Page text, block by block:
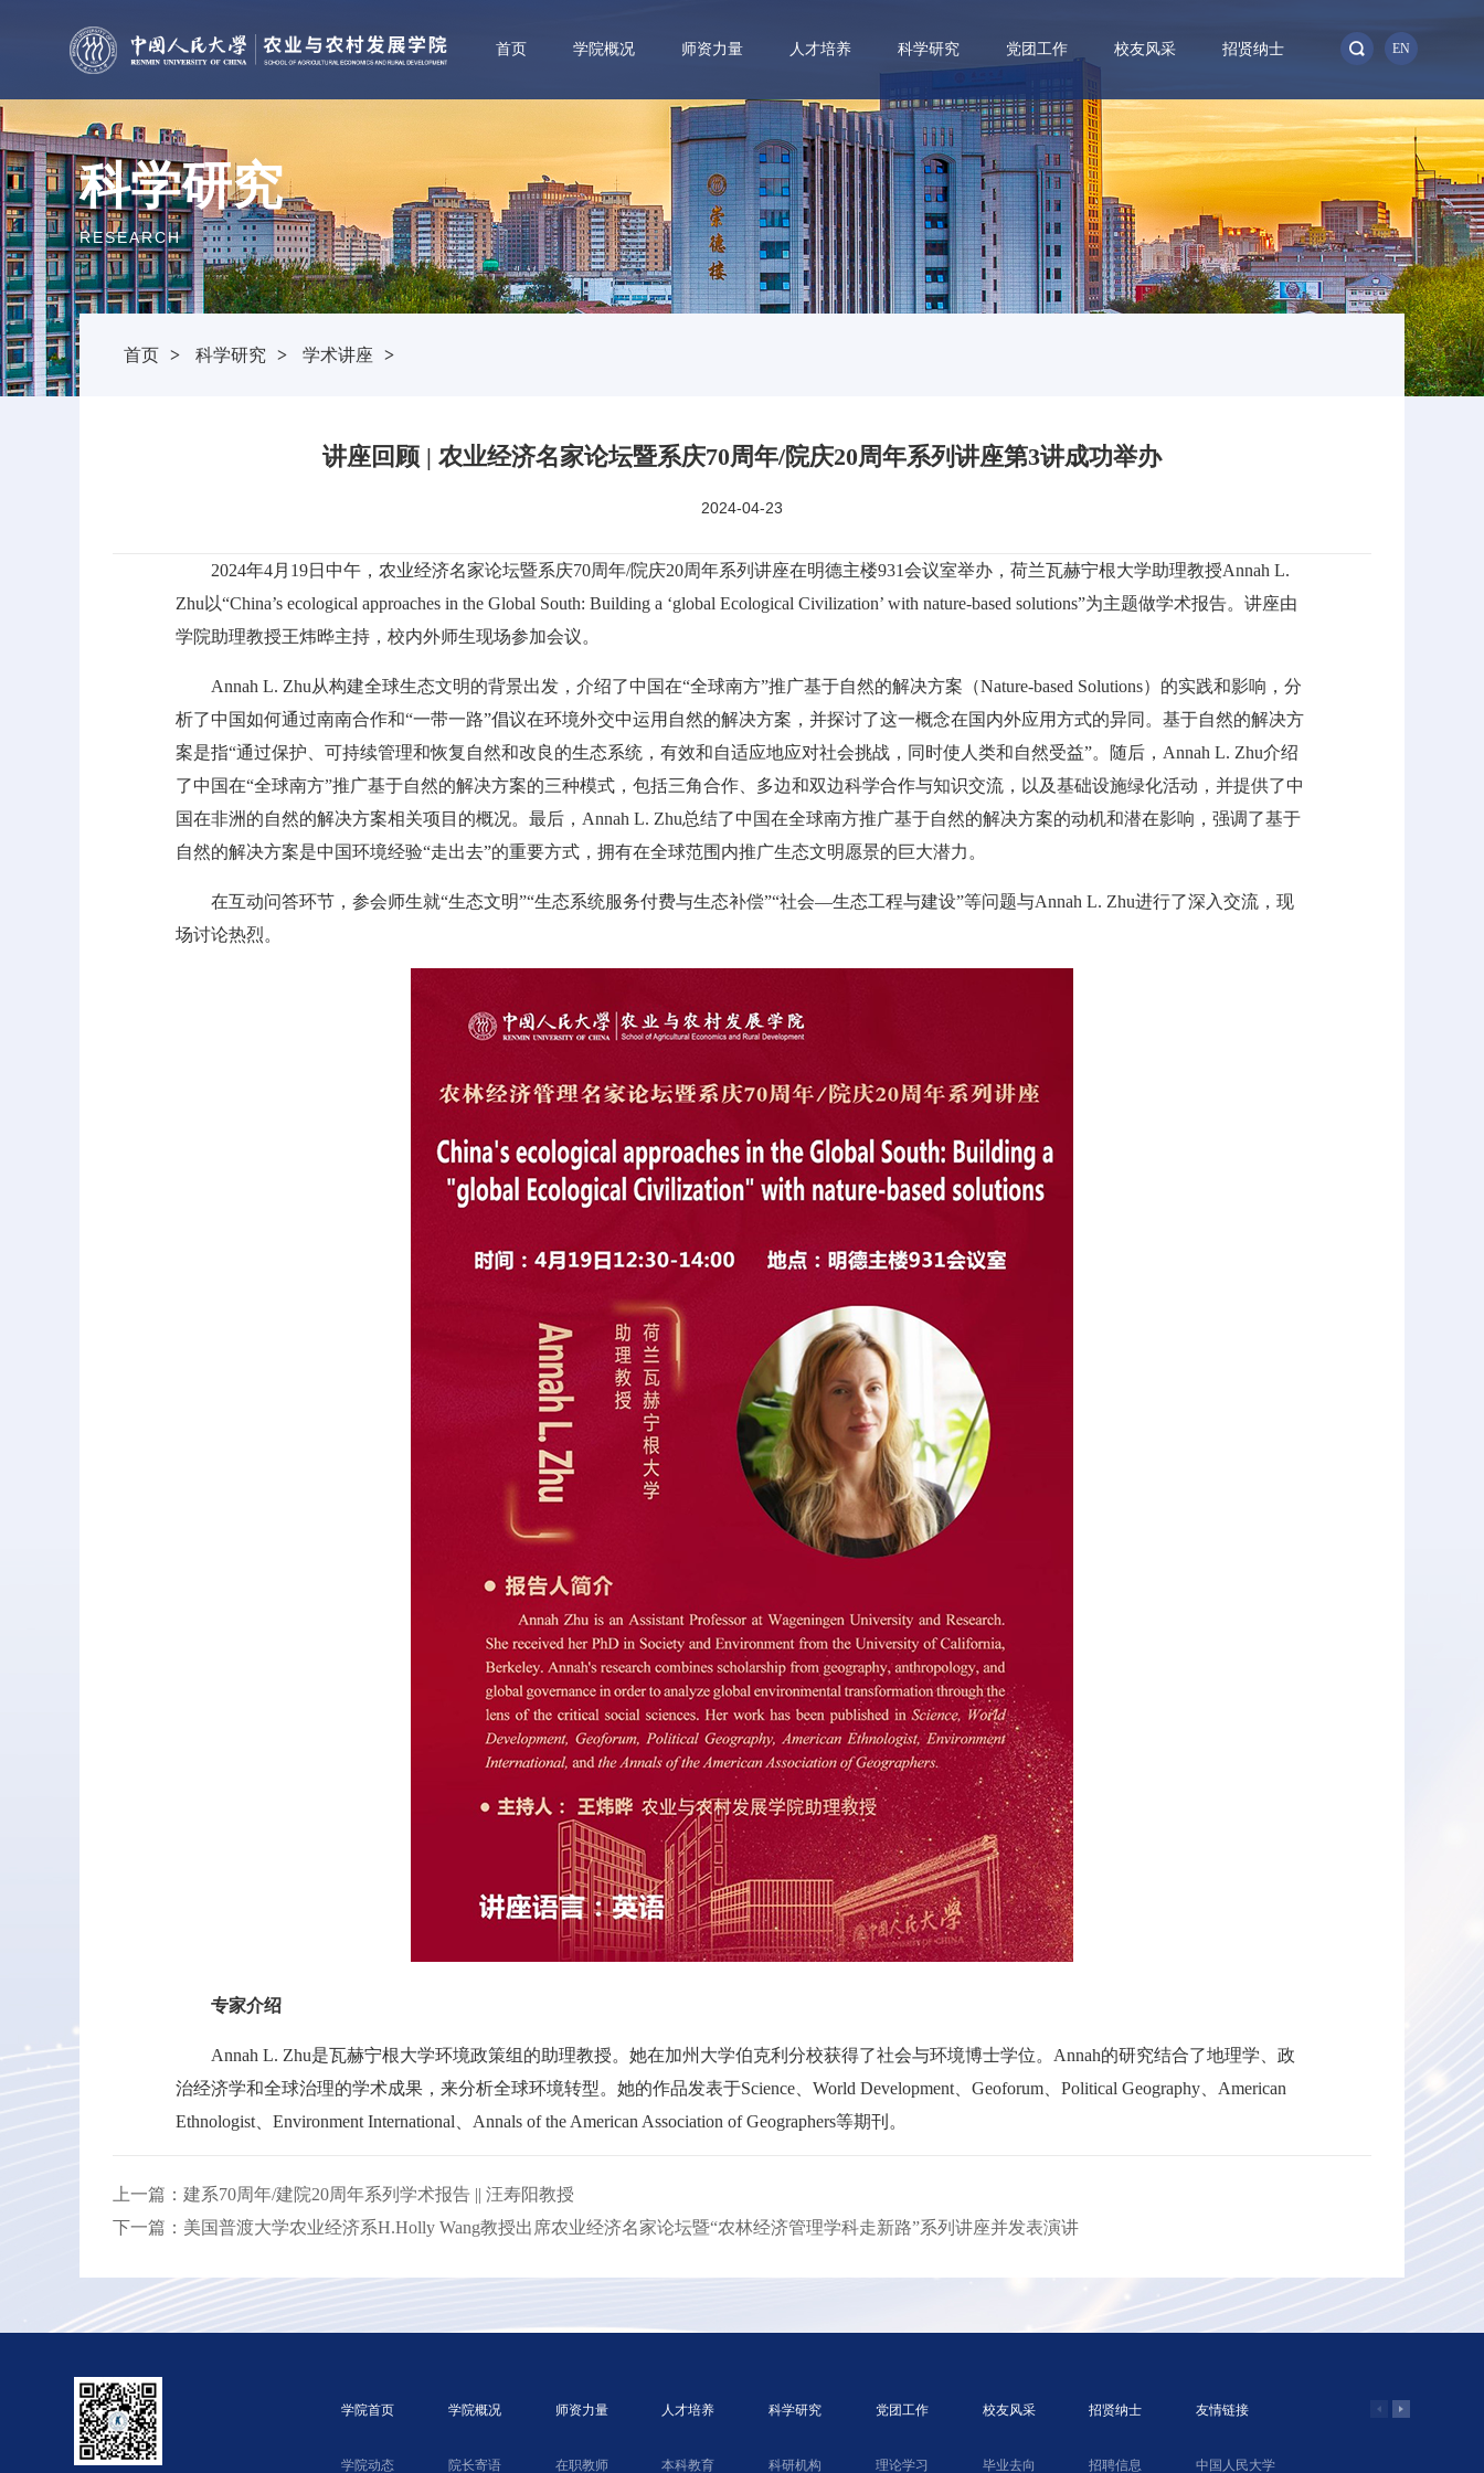
首页 学院概况 师资力量 人才培养 科学研究 党团工作 校友风采 招贤纳士 EN
科学研究
RESEARCH
首页 > 科学研究 > 学术讲座 >
讲座回顾 | 农业经济名家论坛暨系庆70周年/院庆20周年系列讲座第3讲成功举办
2024-04-23
2024年4月19日中午，农业经济名家论坛暨系庆70周年/院庆20周年系列讲座在明德主楼931会议室举办，荷兰瓦赫宁根大学助理教授Annah L.
Zhu以“China’s ecological approaches in the Global South: Building a ‘global Ecological Civilization’ with nature-based solutions”为主题做学术报告。讲座由
学院助理教授王炜晔主持，校内外师生现场参加会议。
Annah L. Zhu从构建全球生态文明的背景出发，介绍了中国在“全球南方”推广基于自然的解决方案（Nature-based Solutions）的实践和影响，分
析了中国如何通过南南合作和“一带一路”倡议在环境外交中运用自然的解决方案，并探讨了这一概念在国内外应用方式的异同。基于自然的解决方
案是指“通过保护、可持续管理和恢复自然和改良的生态系统，有效和自适应地应对社会挑战，同时使人类和自然受益”。随后，Annah L. Zhu介绍
了中国在“全球南方”推广基于自然的解决方案的三种模式，包括三角合作、多边和双边科学合作与知识交流，以及基础设施绿化活动，并提供了中
国在非洲的自然的解决方案相关项目的概况。最后，Annah L. Zhu总结了中国在全球南方推广基于自然的解决方案的动机和潜在影响，强调了基于
自然的解决方案是中国环境经验“走出去”的重要方式，拥有在全球范围内推广生态文明愿景的巨大潜力。
在互动问答环节，参会师生就“生态文明”“生态系统服务付费与生态补偿”“社会—生态工程与建设”等问题与Annah L. Zhu进行了深入交流，现
场讨论热烈。
专家介绍
Annah L. Zhu是瓦赫宁根大学环境政策组的助理教授。她在加州大学伯克利分校获得了社会与环境博士学位。Annah的研究结合了地理学、政
治经济学和全球治理的学术成果，来分析全球环境转型。她的作品发表于Science、World Development、Geoforum、Political Geography、American
Ethnologist、Environment International、Annals of the American Association of Geographers等期刊。
上一篇：建系70周年/建院20周年系列学术报告 || 汪寿阳教授
下一篇：美国普渡大学农业经济系H.Holly Wang教授出席农业经济名家论坛暨“农林经济管理学科走新路”系列讲座并发表演讲
学院首页
学院动态
学院概况
院长寄语
师资力量
在职教师
人才培养
本科教育
科学研究
科研机构
党团工作
理论学习
校友风采
毕业去向
招贤纳士
招聘信息
友情链接
中国人民大学